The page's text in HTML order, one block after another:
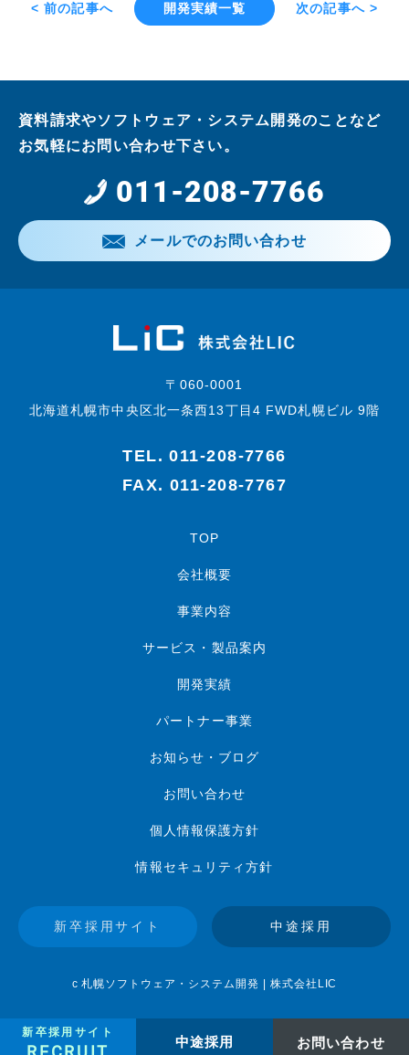
新卒採用サイト
中途採用 お問い合わせ
< 前の記事へ 開発実績一覧 次の記事へ >
資料請求やソフトウェア・システム開発のことなど
お気軽にお問い合わせ下さい。
011-208-7766
メールでのお問い合わせ
〒060-0001
北海道札幌市中央区北一条西13丁目4 FWD札幌ビル 9階
TEL.011-208-7766
FAX. 011-208-7767
TOP
会社概要
事業内容
サービス・製品案内
開発実績
パートナー事業
お知らせ・ブログ
お問い合わせ
個人情報保護方針
情報セキュリティ方針
新卒採用サイト 中途採用
c 札幌ソフトウェア・システム開発 | 株式会社LIC